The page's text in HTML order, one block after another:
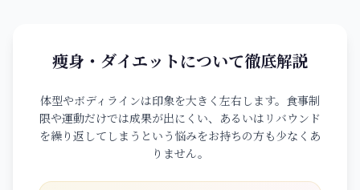
痩身・ダイエットについて徹底解説
体型やボディラインは印象を大きく左右します。食事制
限や運動だけでは成果が出にくい、あるいはリバウンド
を繰り返してしまうという悩みをお持ちの方も少なくあ
りません。